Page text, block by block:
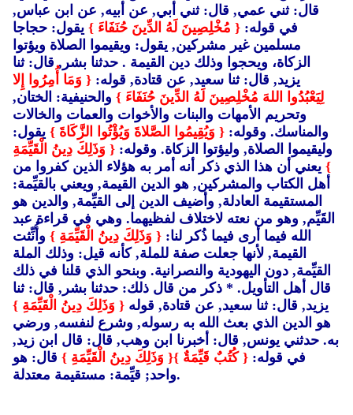
قال: ثني عمي, قال: ثني أبي, عن أبيه, عن ابن عباس,
في قوله: { مُخْلِصِينَ لَهُ الدِّينَ حُنَفَاءَ } يقول: حجاجا
مسلمين غير مشركين, يقول: ويقيموا الصلاة ويؤتوا
الزكاة، ويحجوا وذلك دين القيمة . حدثنا بشر, قال: ثنا
يزيد, قال: ثنا سعيد, عن قتادة, قوله: { وَمَا أُمِرُوا إِلا
لِيَعْبُدُوا اللهَ مُخْلِصِينَ لَهُ الدِّينَ حُنَفَاءَ } والحنيفية: الختان,
وتحريم الأمهات والبنات والأخوات والعمات والخالات
والمناسك. وقوله: { وَيُقِيمُوا الصَّلاةَ وَيُؤْتُوا الزَّكَاةَ } يقول:
وليقيموا الصلاة, وليؤتوا الزكاة. وقوله: { وَذَلِكَ دِينُ الْقَيِّمَةِ
} يعني أن هذا الذي ذكر أنه أمر به هؤلاء الذين كفروا من
أهل الكتاب والمشركين, هو الدين القيمة, ويعني بالقيِّمة:
المستقيمة العادلة, وأضيف الدين إلى القيِّمة, والدين هو
القَيِّم, وهو من نعته لاختلاف لفظيهما. وهي في قراءة عبد
الله فيما أرى فيما ذُكر لنا: { وَذَلِكَ دِينُ الْقَيِّمَةِ } وأُنِّثت
القيمة, لأنها جعلت صفة للملة, كأنه قيل: وذلك الملة
القيِّمة, دون اليهودية والنصرانية. وبنحو الذي قلنا في ذلك
قال أهل التأويل. * ذكر من قال ذلك: حدثنا بشر, قال: ثنا
يزيد, قال: ثنا سعيد, عن قتادة, قوله { وَذَلِكَ دِينُ الْقَيِّمَةِ }
هو الدين الذي بعث الله به رسوله, وشرع لنفسه, ورضي
به. حدثني يونس, قال: أخبرنا ابن وهب, قال: قال ابن زيد,
في قوله: { كُتُبٌ قَيِّمَةٌ }{ وَذَلِكَ دِينُ الْقَيِّمَةِ } قال: هو
واحد; قيِّمة: مستقيمة معتدلة.